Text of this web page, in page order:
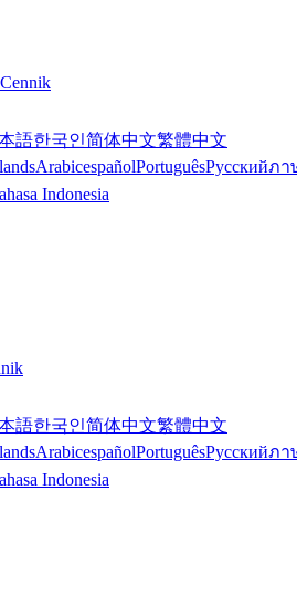
Cennik
語한국인简体中文繁體中文
ArabicespañolPortuguêsРусскийภา
Indonesia
語한국인简体中文繁體中文
ArabicespañolPortuguêsРусскийภา
Indonesia